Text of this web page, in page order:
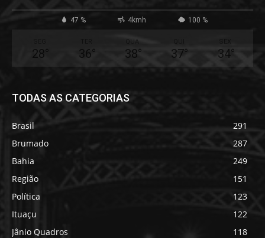
47 % 4kmh 100 %
28° 36°
QUA
38° 37° 34°
TODAS AS CATEGORIAS
Brasil
291
Brumado
287
Bahia
249
Região
151
Política
123
Ituaçu
122
Jânio Quadros
118